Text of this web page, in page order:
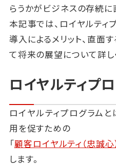
らうかがビジネスの存続に
本記事では、ロイヤルティ
導入によるメリット、直面
て将来の展望について詳し
ロイヤルティプ
ロイヤルティプログラム
用を促すための
「顧客ロイヤルティ（忠誠心
します。